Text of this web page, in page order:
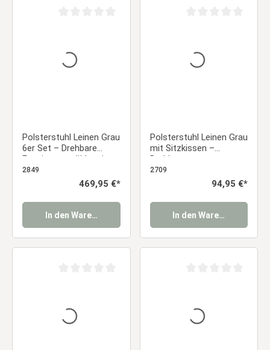
Polsterstuhl Leinen Grau
6er Set – Drehbare
Esszimmerstühle mit
Armlehnen & Polsterung
2849
Regulärer Preis:
469,95 €*
In den Warenkorb
Polsterstuhl Leinen Grau
mit Sitzkissen –
Drehbarer
Armlehnenstuhl mit
Holzgestell Essstuhl
2709
Regulärer Preis:
94,95 €*
In den Warenkorb